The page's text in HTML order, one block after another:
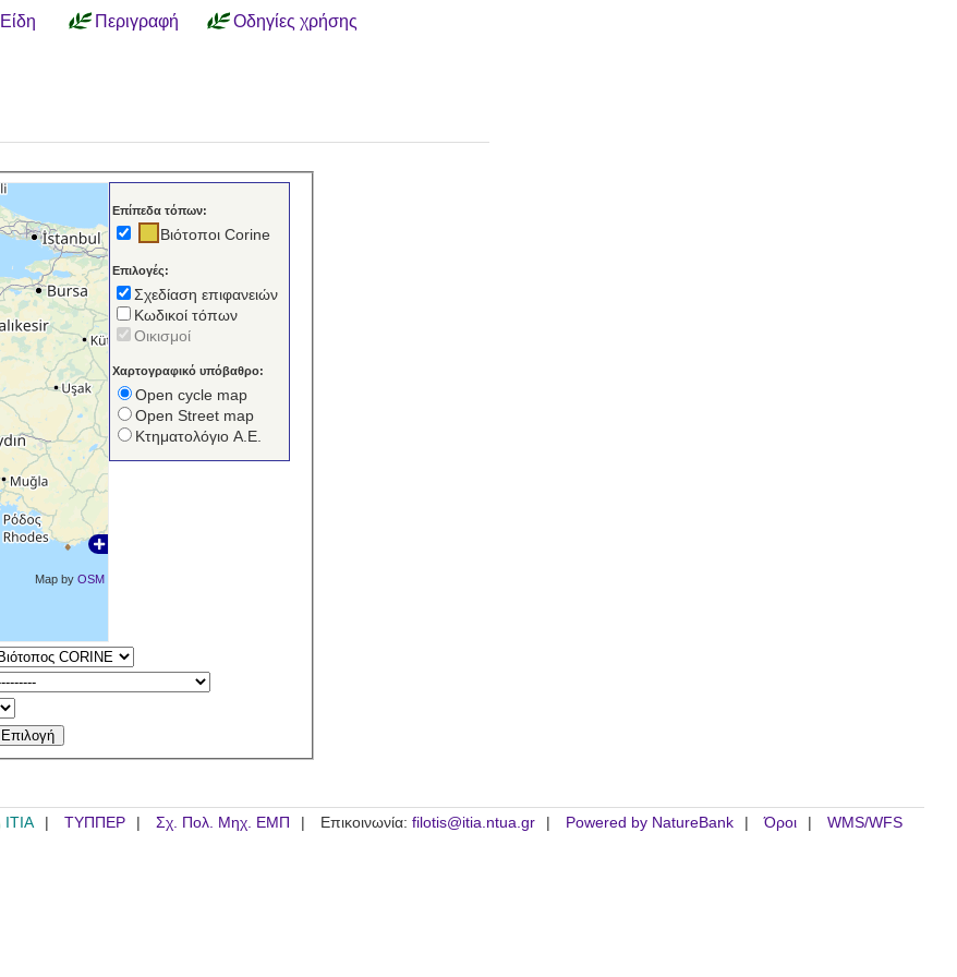
Είδη Περιγραφή Οδηγίες χρήσης
Map byOSM
Επίπεδα τόπων:
Βιότοποι Corine
Επιλογές:
Σχεδίαση επιφανειών
Κωδικοί τόπων
Οικισμοί
Χαρτογραφικό υπόβαθρο:
Open cycle map
Open Street map
Κτηματολόγιο Α.Ε.
ITIA ΤΥΠΠΕΡ Σχ. Πολ. Μηχ. ΕΜΠ Επικοινωνία:filotis@itia.ntua.gr Powered by NatureBank Όροι WMS/WFS